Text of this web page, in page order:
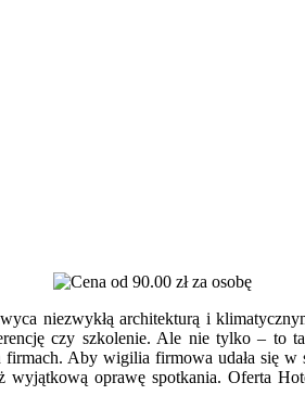
od 90.00 zł za osobę
niezwykłą architekturą i
czy szkolenie. Ale nie tylko – to
Aby wigilia firmowa udała się w
oprawę spotkania. Oferta